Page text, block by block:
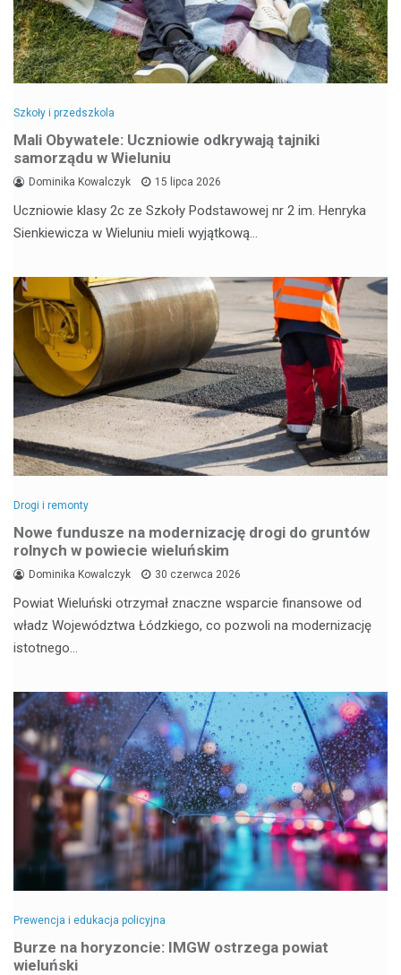
Szkoły i przedszkola
Mali Obywatele: Uczniowie odkrywają tajniki
samorządu w Wieluniu
Dominika Kowalczyk 15 lipca 2026
Uczniowie klasy 2c ze Szkoły Podstawowej nr 2 im. Henryka
Sienkiewicza w Wieluniu mieli wyjątkową…
Drogi i remonty
Nowe fundusze na modernizację drogi do gruntów
rolnych w powiecie wieluńskim
Dominika Kowalczyk 30 czerwca 2026
Powiat Wieluński otrzymał znaczne wsparcie finansowe od
władz Województwa Łódzkiego, co pozwoli na modernizację
istotnego…
Prewencja i edukacja policyjna
Burze na horyzoncie: IMGW ostrzega powiat
wieluński